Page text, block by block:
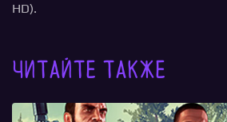
HD).
Читайте также